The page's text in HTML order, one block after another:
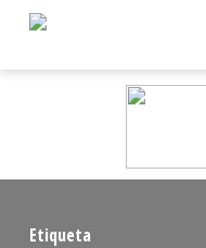
Skip
Etiqueta